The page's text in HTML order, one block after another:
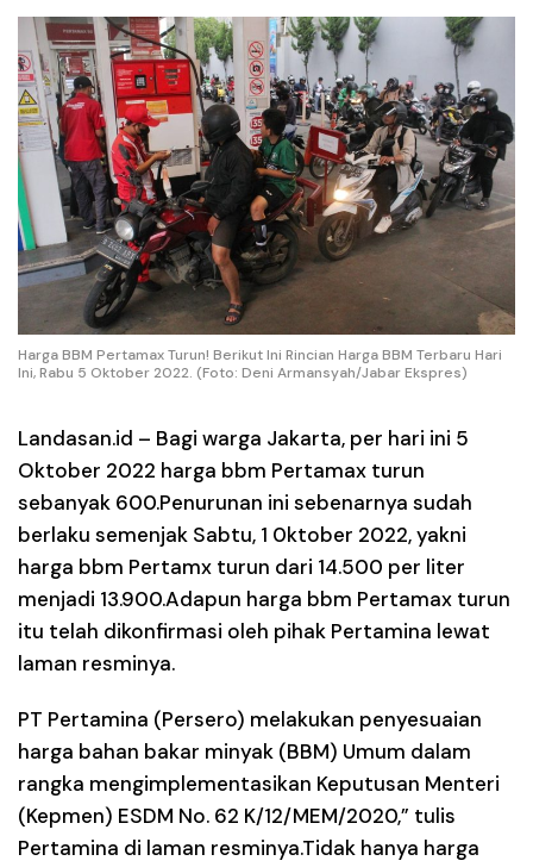
Harga BBM Pertamax Turun! Berikut Ini Rincian Harga BBM Terbaru Hari
Ini, Rabu 5 Oktober 2022. (Foto: Deni Armansyah/Jabar Ekspres)
Landasan.id – Bagi warga Jakarta, per hari ini 5
Oktober 2022 harga bbm Pertamax turun
sebanyak 600.Penurunan ini sebenarnya sudah
berlaku semenjak Sabtu, 1 0ktober 2022, yakni
harga bbm Pertamx turun dari 14.500 per liter
menjadi 13.900.Adapun harga bbm Pertamax turun
itu telah dikonfirmasi oleh pihak Pertamina lewat
laman resminya.
PT Pertamina (Persero) melakukan penyesuaian
harga bahan bakar minyak (BBM) Umum dalam
rangka mengimplementasikan Keputusan Menteri
(Kepmen) ESDM No. 62 K/12/MEM/2020,” tulis
Pertamina di laman resminya.Tidak hanya harga